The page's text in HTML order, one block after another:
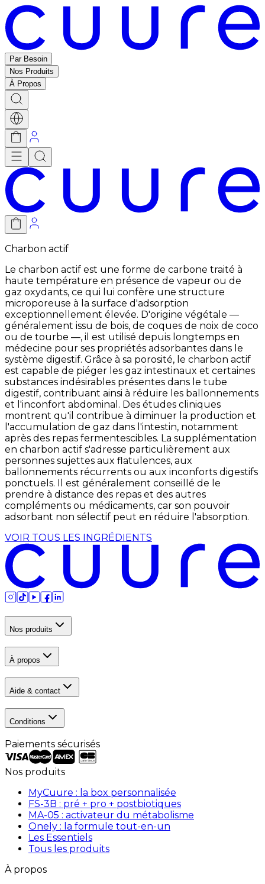
Par Besoin
Nos Produits
À Propos
Charbon actif
Le charbon actif est une forme de carbone traité à
haute température en présence de vapeur ou de
gaz oxydants, ce qui lui confère une structure
microporeuse à la surface d'adsorption
exceptionnellement élevée. D'origine végétale —
généralement issu de bois, de coques de noix de coco
ou de tourbe —, il est utilisé depuis longtemps en
médecine pour ses propriétés adsorbantes dans le
système digestif. Grâce à sa porosité, le charbon actif
est capable de piéger les gaz intestinaux et certaines
substances indésirables présentes dans le tube
digestif, contribuant ainsi à réduire les ballonnements
et l'inconfort abdominal. Des études cliniques
montrent qu'il contribue à diminuer la production et
l'accumulation de gaz dans l'intestin, notamment
après des repas fermentescibles. La supplémentation
en charbon actif s'adresse particulièrement aux
personnes sujettes aux flatulences, aux
ballonnements récurrents ou aux inconforts digestifs
ponctuels. Il est généralement conseillé de le
prendre à distance des repas et des autres
compléments ou médicaments, car son pouvoir
adsorbant non sélectif peut en réduire l'absorption.
VOIR TOUS LES INGRÉDIENTS
Nos produits
À propos
Aide & contact
Conditions
Paiements sécurisés
Nos produits
MyCuure : la box personnalisée
FS-3B : pré + pro + postbiotiques
MA-05 : activateur du métabolisme
Onely : la formule tout-en-un
Les Essentiels
Tous les produits
À propos